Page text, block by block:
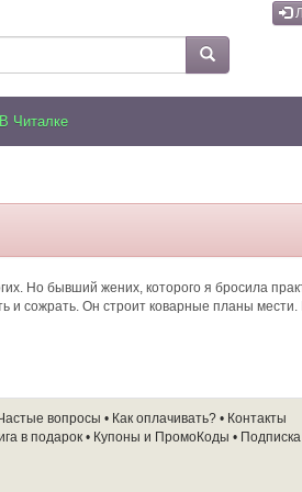
В Читалке
Но бывший жених, которого я бросила
и сожрать. Он строит коварные планы
вопросы • Как оплачивать? • Контакты
в подарок • Купоны и ПромоКоды • Подписка